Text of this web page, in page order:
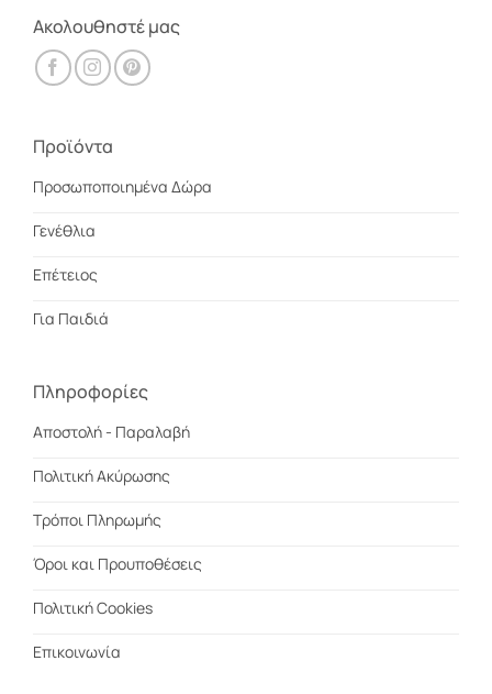
Ακολουθηστέ μας
Προϊόντα
Προσωποποιημένα Δώρα
Γενέθλια
Επέτειος
Για Παιδιά
Πληροφορίες
Αποστολή - Παραλαβή
Πολιτική Ακύρωσης
Τρόποι Πληρωμής
Όροι και Προυποθέσεις
Πολιτική Cookies
Επικοινωνία